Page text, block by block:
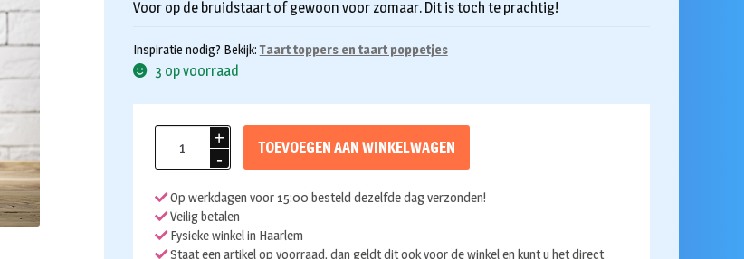
Voor op de bruidstaart of gewoon voor zomaar. Dit is toch te prachtig!
Inspiratie nodig? Bekijk:Taart toppers en taart poppetjes
3 op voorraad
Taarttopper
I
love
aantal
TOEVOEGEN AAN WINKELWAGEN
Op werkdagen voor 15:00 besteld dezelfde dag verzonden!
Veilig betalen
Fysieke winkel in Haarlem
Staat een artikel op voorraad, dan geldt dit ook voor de winkel en kunt u het direct